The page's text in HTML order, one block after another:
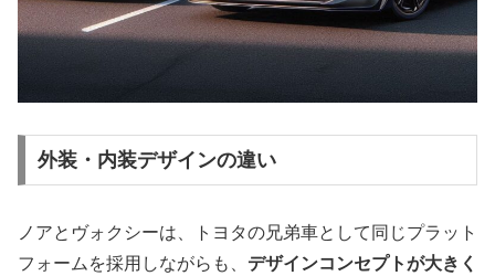
外装・内装デザインの違い
ノアとヴォクシーは、トヨタの兄弟車として同じプラット
フォームを採用しながらも、 デザインコンセプトが大きく